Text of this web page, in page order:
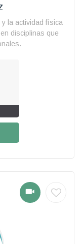
la actividad física
disciplinas que